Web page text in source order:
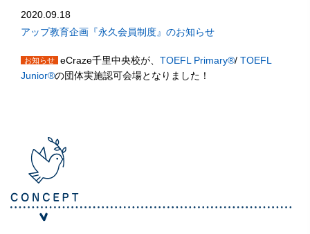
2020.09.18
アップ教育企画『永久会員制度』のお知らせ
お知らせ eCraze千里中央校が、 TOEFL Primary®/ TOEFL
Junior®の団体実施認可会場となりました！